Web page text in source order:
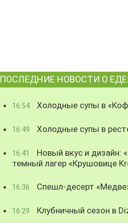
ПОСЛЕДНИЕ НОВОСТИ О ЕДЕ:
16:54 Холодные супы в
16:49 Холодные супы в
16:41
Новый вкус и дизайн:
темный лагер «Крушовице
16:36 Спешл-десерт
16:29 Клубничный сезон в